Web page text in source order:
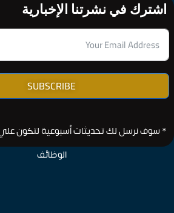
في نشرتنا الإخبارية
SUBSCRIBE
لك تحديثات أسبوعية لتكون علي اطلاع